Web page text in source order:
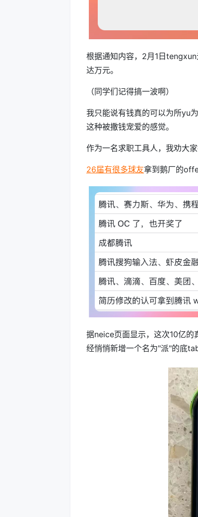
根据通知内容，2月1日
达万元。
（同学们记得搞一波啊）
我只能说有钱真的可以为所yu
这种被撒钱宠爱的感觉。
作为一名求职工具人，我劝大
26届有很多球友拿到鹅厂的
据neice页面显示，这次10亿
经悄悄新增一个名为"派"的底